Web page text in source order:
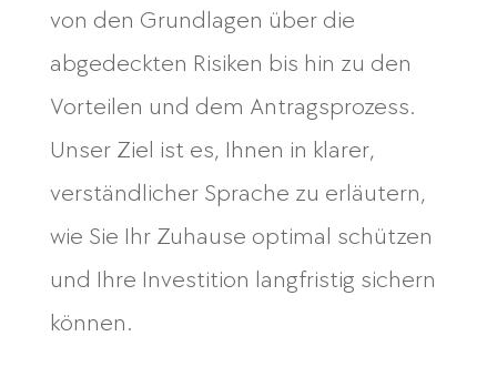
von den Grundlagen über die
abgedeckten Risiken bis hin zu den
Vorteilen und dem Antragsprozess.
Unser Ziel ist es, Ihnen in klarer,
verständlicher Sprache zu erläutern,
wie Sie Ihr Zuhause optimal schützen
und Ihre Investition langfristig sichern
können.